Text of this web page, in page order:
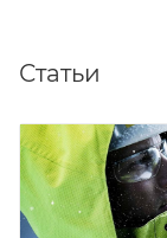
Статьи